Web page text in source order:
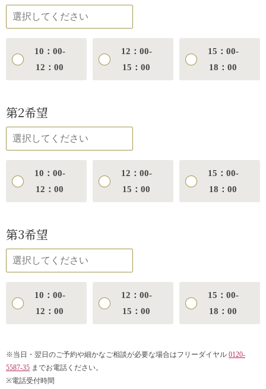
10：00-
12：00
12：00-
15：00
15：00-
18：00
第2希望
10：00-
12：00
12：00-
15：00
15：00-
18：00
第3希望
10：00-
12：00
12：00-
15：00
15：00-
18：00
※当日・翌日のご予約や細かなご相談が必要な場合はフリーダイヤル 0120-
5587-35 までお電話ください。
※電話受付時間